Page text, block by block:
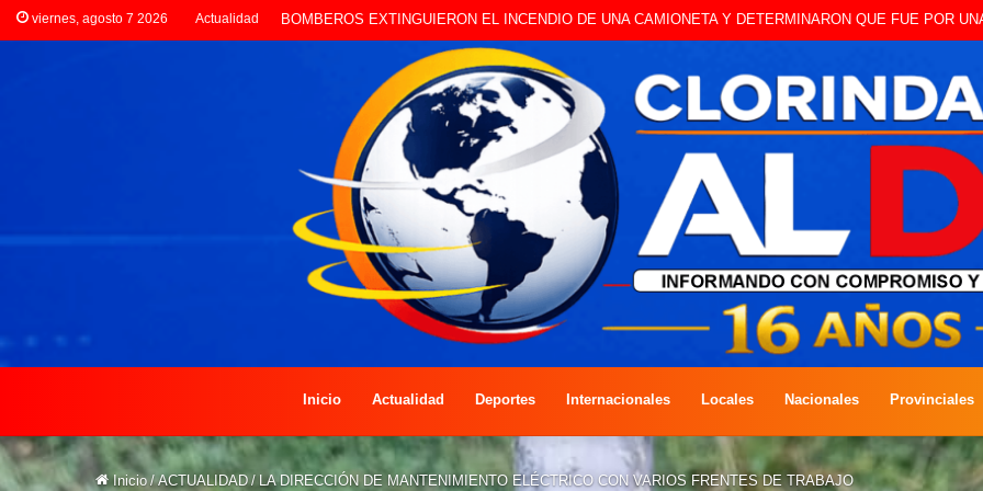
viernes, agosto 7 2026 Actualidad LA POLICÍA INVESTIGA ROBO A CAMBISTA OCURRIDO ESTE JUEVES
Inicio Actualidad Deportes Internacionales Locales Nacionales Provinciales
Inicio / ACTUALIDAD / LA DIRECCIÓN DE MANTENIMIENTO ELÉCTRICO CON VARIOS FRENTES DE TRABAJO